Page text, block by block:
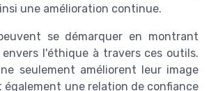
une amélioration continue.
se démarquer en montrant
envers l'éthique à travers ces outils.
seulement améliorent leur image
également une relation de confiance